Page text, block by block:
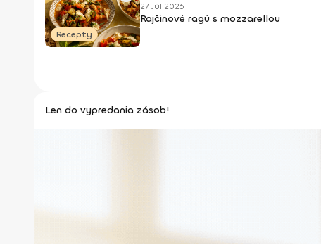
Recepty
27 Júl 2026
Rajčinové ragú s mozzarellou
Len do vypredania zásob!